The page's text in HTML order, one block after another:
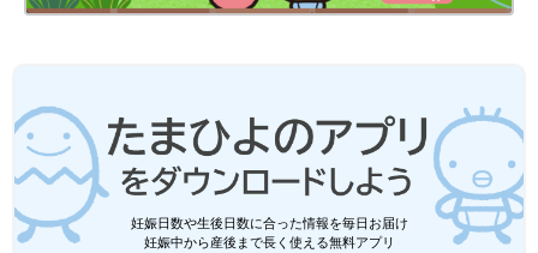
妊娠日数や生後日数に合った情報を毎日お届け
妊娠中から産後まで長く使える無料アプリ